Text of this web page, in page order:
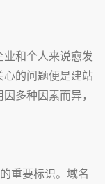
和个人来说愈发
的问题便是建站
多种因素而异，
重要标识。域名